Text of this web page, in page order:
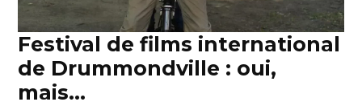
Festival de films international
de Drummondville : oui,
mais…